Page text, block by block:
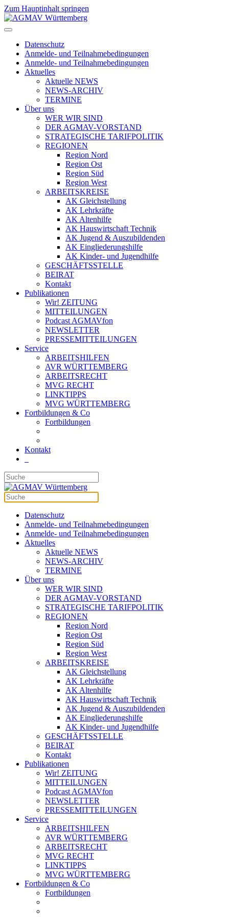
Zum Hauptinhalt springen
Datenschutz
Anmelde- und Teilnahmebedingungen
Anmelde- und Teilnahmebedingungen
Aktuelles
Aktuelle NEWS
NEWS-ARCHIV
TERMINE
Über uns
WER WIR SIND
DER AGMAV-VORSTAND
STRATEGISCHE TARIFPOLITIK
REGIONEN
Region Nord
Region Ost
Region Süd
Region West
ARBEITSKREISE
AK Gleichstellung
AK Lehrkräfte
AK Altenhilfe
AK Hauswirtschaft Technik
AK Jugend & Auszubildenden
AK Eingliederungshilfe
AK Kinder- und Jugendhilfe
GESCHÄFTSSTELLE
BEIRAT
Kontakt
Publikationen
Wir! ZEITUNG
MITTEILUNGEN
Podcast AGMAVfon
NEWSLETTER
PRESSEMITTEILUNGEN
Service
ARBEITSHILFEN
AVR WÜRTTEMBERG
ARBEITSRECHT
MVG RECHT
LINKTIPPS
MVG WÜRTTEMBERG
Fortbildungen & Co
Fortbildungen
Kontakt
Datenschutz
Anmelde- und Teilnahmebedingungen
Anmelde- und Teilnahmebedingungen
Aktuelles
Aktuelle NEWS
NEWS-ARCHIV
TERMINE
Über uns
WER WIR SIND
DER AGMAV-VORSTAND
STRATEGISCHE TARIFPOLITIK
REGIONEN
Region Nord
Region Ost
Region Süd
Region West
ARBEITSKREISE
AK Gleichstellung
AK Lehrkräfte
AK Altenhilfe
AK Hauswirtschaft Technik
AK Jugend & Auszubildenden
AK Eingliederungshilfe
AK Kinder- und Jugendhilfe
GESCHÄFTSSTELLE
BEIRAT
Kontakt
Publikationen
Wir! ZEITUNG
MITTEILUNGEN
Podcast AGMAVfon
NEWSLETTER
PRESSEMITTEILUNGEN
Service
ARBEITSHILFEN
AVR WÜRTTEMBERG
ARBEITSRECHT
MVG RECHT
LINKTIPPS
MVG WÜRTTEMBERG
Fortbildungen & Co
Fortbildungen